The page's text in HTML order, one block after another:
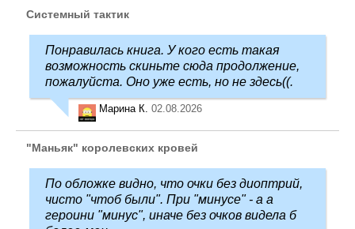
Системный тактик
Понравилась книга. У кого есть такая
возможность скиньте сюда продолжение,
пожалуйста. Оно уже есть, но не здесь((.
Марина К. 02.08.2026
"Маньяк" королевских кровей
По обложке видно, что очки без диоптрий,
чисто "чтоб были". При "минусе" - а а
героини "минус", иначе без очков видела б